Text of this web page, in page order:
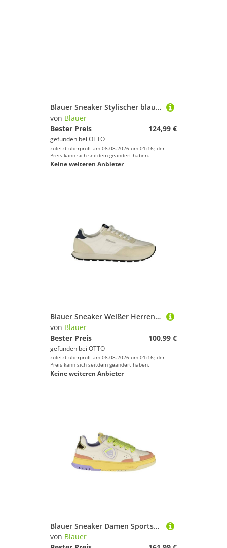
Blauer Sneaker Stylischer blauer Sportschuh für Herren mit
von Blauer
Bester Preis
124,99 €
gefunden bei OTTO
zuletzt überprüft am 08.08.2026 um 01:16; der
Preis kann sich seitdem geändert haben.
Keine weiteren Anbieter
Blauer Sneaker Weißer Herrensportschuh mit blauen Details und
von Blauer
Bester Preis
100,99 €
gefunden bei OTTO
zuletzt überprüft am 08.08.2026 um 01:16; der
Preis kann sich seitdem geändert haben.
Keine weiteren Anbieter
Blauer Sneaker Damen Sportschuh in Weiß mit Kontrasten &
von Blauer